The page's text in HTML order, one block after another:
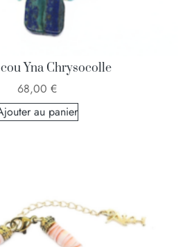
Yna Chrysocolle
68,00 €
au panier